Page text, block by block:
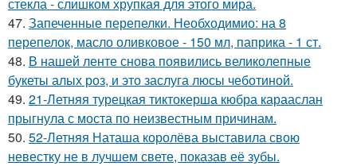
47. Запеченные перепелки. Необходимио: на 8
перепелок, масло оливковое - 150 мл, паприка - 1 ст.
48. В нашей ленте снова появились великолепные
букеты алых роз, и это заслуга люсы чеботиной.
49. 21-Летняя турецкая тиктокерша кюбра карааслан
прыгнула с моста по неизвестным причинам.
50. 52-Летняя Наташа королёва выставила свою
невестку не в лучшем свете, показав её зубы.